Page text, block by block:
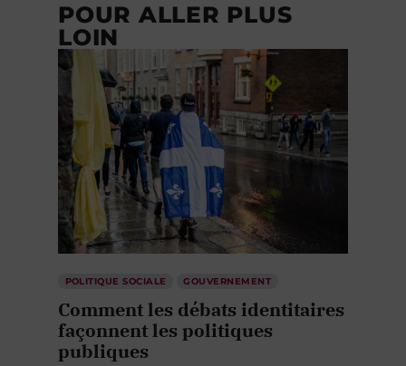
POUR ALLER PLUS
LOIN
POLITIQUE SOCIALE GOUVERNEMENT
Comment les débats identitaires
façonnent les politiques
publiques